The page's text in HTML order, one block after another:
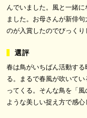
んでいました。風と一緒
ました。お母さんが新俳
のが入賞したのでびっくり
春は鳥がいちばん活動す
る。まるで春風が吹いて
ってくる。そんな鳥を「
ような美しい捉え方で感心